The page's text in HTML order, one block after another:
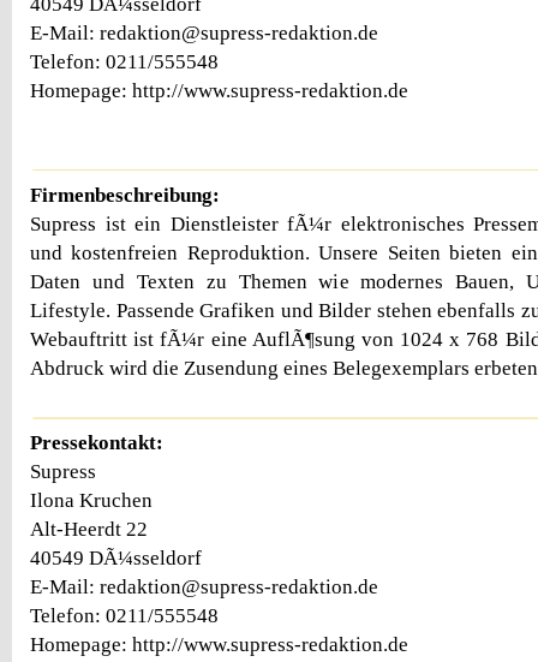
E-Mail: redaktion@supress-redaktion.de
Telefon: 0211/555548
Homepage: http://www.supress-redaktion.de
Firmenbeschreibung:
Supress ist ein Dienstleister fÃ¼r elektronisches
und kostenfreien Reproduktion. Unsere Seiten bieten
Daten und Texten zu Themen wie modernes Bauen,
Lifestyle. Passende Grafiken und Bilder stehen ebenfalls
Webauftritt ist fÃ¼r eine AuflÃ¶sung von 1024 x 768
Abdruck wird die Zusendung eines Belegexemplars
Pressekontakt:
Supress
Ilona Kruchen
Alt-Heerdt 22
40549 DÃ¼sseldorf
E-Mail: redaktion@supress-redaktion.de
Telefon: 0211/555548
Homepage: http://www.supress-redaktion.de